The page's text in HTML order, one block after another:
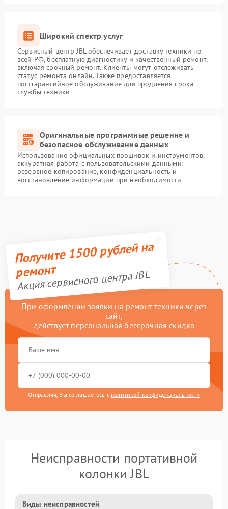
Широкий спектр услуг
Сервисный центр JBL обеспечивает доставку техники по
всей РФ, бесплатную диагностику и качественный ремонт,
включая срочный ремонт. Клиенты могут отслеживать
статус ремонта онлайн. Также предоставляется
постгарантийное обслуживание для продления срока
службы техники
Оригинальные программные решение и
безопасное обслуживание данных
Использование официальных прошивок и инструментов,
аккуратная работа с пользовательскими данными:
резервное копирование, конфиденциальность и
восстановление информации при необходимости
Получите 1500 рублей на
ремонт
Акция сервисного центра JBL
При оформлении заявки на ремонт техники через
сайт,
действует персональная бессрочная скидка
Отправляя, Вы соглашаетесь с политикой конфиденциальности
Неисправности портативной
колонки JBL
Виды неисправностей